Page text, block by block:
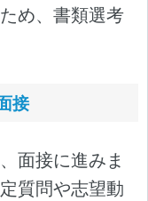
め、書類選考
接
面接に進みま
質問や志望動